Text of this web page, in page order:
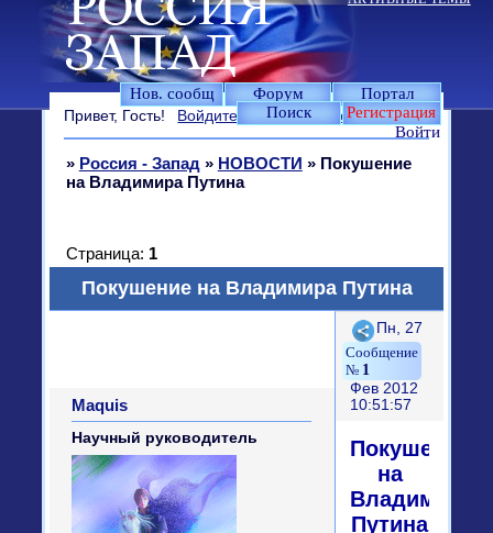
Нов. сообщ Форум
Портал
Поиск
Регистрация
Войти
Привет, Гость! Войдите илизарегистрируйтесь.
» Россия - Запад » НОВОСТИ » Покушение
на Владимира Путина
Покушение на Владимира Путина
Страница: 1
Поделиться
1
Пн, 27
Фев 2012
10:51:57
Maquis
Научный руководитель
Покушение
на
Владимира
Путина